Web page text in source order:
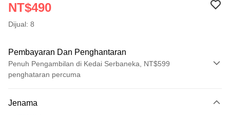
NT$490
Dijual: 8
Pembayaran Dan Penghantaran
Penuh Pengambilan di Kedai Serbaneka, NT$599
penghataran percuma
Kad Kredit (Bayaran Penuh)
Jenama